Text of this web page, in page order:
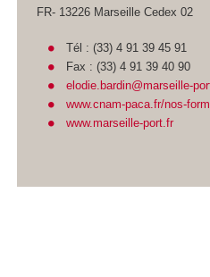
FR- 13226 Marseille Cedex 02
Tél : (33) 4 91 39 45 91
Fax : (33) 4 91 39 40 90
elodie.bardin@marseille-
www.cnam-paca.fr/nos-
www.marseille-port.fr